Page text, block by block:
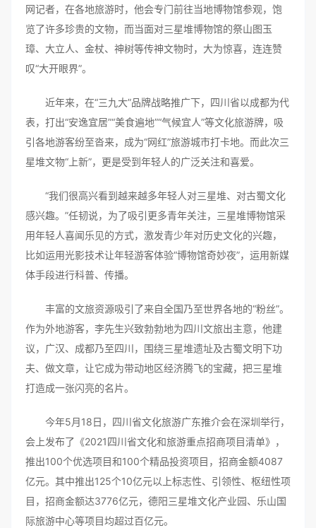
网记者，在各地旅游时，他会专门前往当地博物馆参观，饱
览了许多珍贵的文物，而当面对三星堆博物馆的祭山图玉
璋、大立人、金杖、神树等传神文物时，大为惊喜，连连赞
叹“大开眼界”。
近年来，在“三九大”品牌战略推广下，四川省以成都为代
表，打出“安逸宜居”“美食遍地”“气候宜人”等文化旅游牌，吸
引各地游客纷至沓来，成为“网红”旅游城市打卡地。而此次三
星堆文物“上新”，更是受到年轻人的广泛关注和喜爱。
“我们很高兴看到越来越多年轻人对三星堆、对古蜀文化
感兴趣。”任韧说，为了吸引更多青年关注，三星堆博物馆采
用年轻人喜闻乐见的方式，激发青少年对历史文化的兴趣，
比如运用光影技术让年轻游客体验“博物馆奇妙夜”，运用新媒
体手段进行科普、传播。
丰富的文旅资源吸引了来自全国乃至世界各地的“粉丝”。
作为外地游客，李先生兴致勃勃地为四川文旅出主意，他建
议，广汉、成都乃至四川，围绕三星堆遗址及古蜀文明下功
夫、做文章，让它成为带动地区经济腾飞的宝藏，把三星堆
打造成一张闪亮的名片。
今年5月18日，四川省文化旅游广东推介会在深圳举行，
会上发布了《2021四川省文化和旅游重点招商项目清单》，
推出100个优选项目和100个精品投资项目，招商金额4087
亿元。其中推出125个10亿元以上标志性、引领性、枢纽性项
目，招商金额达3776亿元，德阳三星堆文化产业园、乐山国
际旅游中心等项目均超过百亿元。